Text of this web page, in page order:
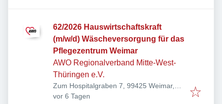
62/2026 Hauswirtschaftskraft
(m/w/d) Wäscheversorgung für das
Pflegezentrum Weimar
AWO Regionalverband Mitte-West-
Thüringen e.V.
Zum Hospitalgraben 7, 99425 Weimar,
Deutschland
Veröffentlicht
vor 6 Tagen